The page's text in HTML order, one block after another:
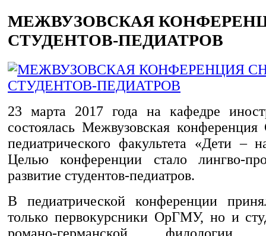
МЕЖВУЗОВСКАЯ
СТУДЕНТОВ-ПЕДИАТРОВ
23 марта 2017 года на кафедре
состоялась Межвузовская
педиатрического факультета «Дети –
Целью конференции стало лингво-
развитие студентов-педиатров.
В педиатрической конференции
только первокурсники ОрГМУ, но и